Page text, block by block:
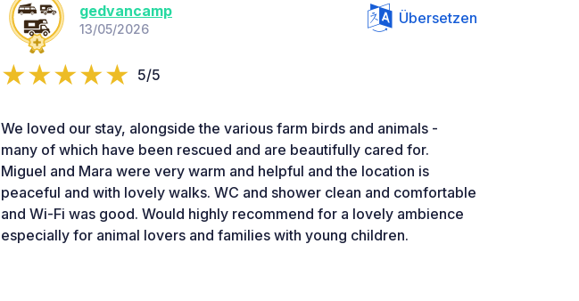
gedvancamp
13/05/2026
Übersetzen
5/5
We loved our stay, alongside the various farm birds and animals -
many of which have been rescued and are beautifully cared for.
Miguel and Mara were very warm and helpful and the location is
peaceful and with lovely walks. WC and shower clean and comfortable
and Wi-Fi was good. Would highly recommend for a lovely ambience
especially for animal lovers and families with young children.